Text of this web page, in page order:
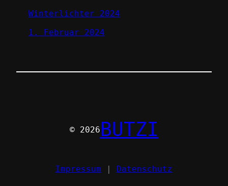
Winterlichter 2024
1. Februar 2024
© 2026 BUTZI
Impressum | Datenschutz